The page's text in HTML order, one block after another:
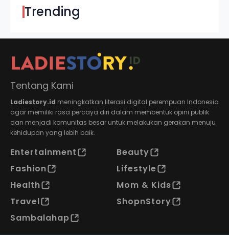
Trending
Tentang Kami
Ladiestory.id meningkatkan literasi digital perempuan Indonesia
agar memiliki rasa percaya diri dalam membentuk opini publik
dan menjadi komunitas besar untuk melakukan gerakan menuju
kehidupan yang lebih baik.
Entertainment
Beauty
Fashion
Lifestyle
Health
Mom & Kids
Travel
ShopnStory
Sambalahap